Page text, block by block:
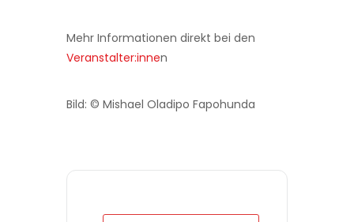
Mehr Informationen direkt bei den
Veranstalter:innen
Bild: © Mishael Oladipo Fapohunda